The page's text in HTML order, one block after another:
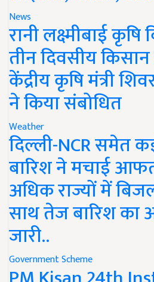
News
रानी लक्ष्मीबाई कृषि
तीन दिवसीय किसान
केंद्रीय कृषि मंत्री
ने किया संबोधित
Weather
दिल्ली-NCR समेत
बारिश ने मचाई
अधिक राज्यों में
साथ तेज बारिश का
जारी..
Government Scheme